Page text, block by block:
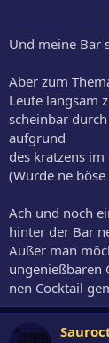
Und meine Bar
Aber zum
Leute langsam
scheinbar
aufgrund
des kratzens
(Wurde ne
Ach und noch
hinter der Bar
Außer man
ungenießbaren
nen Cocktail